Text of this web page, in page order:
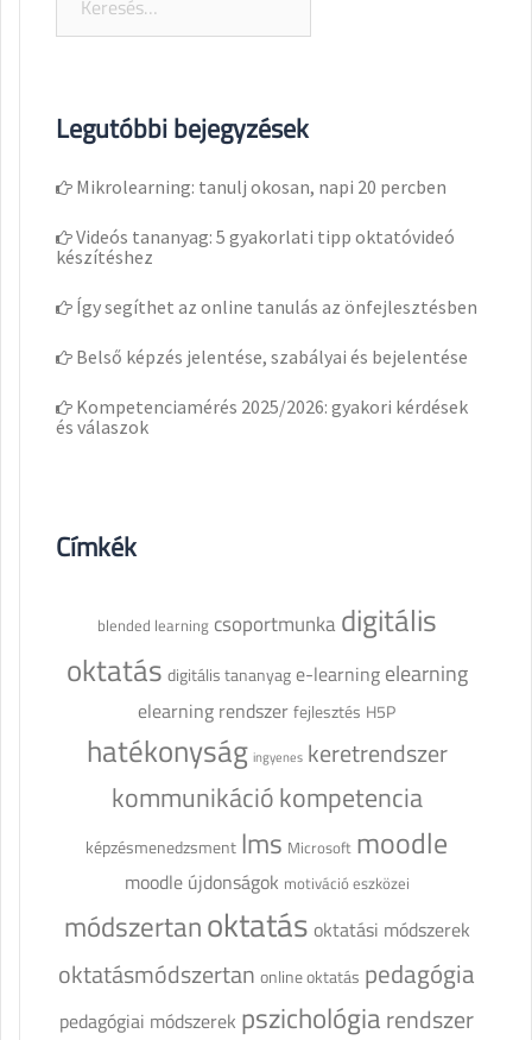
Legutóbbi bejegyzések
Mikrolearning: tanulj okosan, napi 20 percben
Videós tananyag: 5 gyakorlati tipp oktatóvideó
készítéshez
Így segíthet az online tanulás az önfejlesztésben
Belső képzés jelentése, szabályai és bejelentése
Kompetenciamérés 2025/2026: gyakori kérdések
és válaszok
Címkék
blended learning csoportmunka digitális
oktatás digitális tananyag e-learning elearning
elearning rendszerfejlesztés H5P
hatékonyság ingyenes keretrendszer
kommunikációkompetencia
képzésmenedzsment lms Microsoft moodle
moodle újdonságok motiváció eszközei
módszertanoktatás oktatási módszerek
oktatásmódszertan online oktatás pedagógia
pedagógiai módszerek pszichológiarendszer